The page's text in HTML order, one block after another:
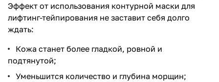
Эффект от использования контурной маски для
лифтинг-тейпирования не заставит себя долго
ждать:
Кожа станет более гладкой, ровной и
подтянутой;
Уменьшится количество и глубина морщин;